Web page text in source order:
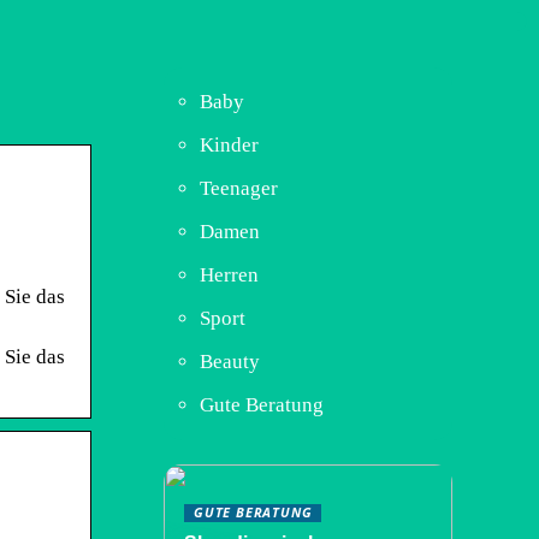
das
das
Baby
Kinder
Teenager
Damen
Herren
Sport
Beauty
Gute Beratung
GUTE BERATUNG